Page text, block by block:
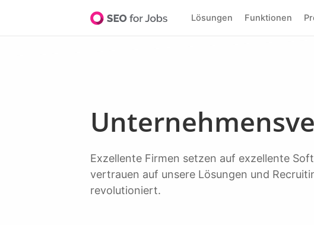
Lösungen Funktionen
Exzellente Firmen setzen auf exzellente Software, um Top-Talente zu entdecken. Über 20.000+ führende Unternehmen
vertrauen auf unsere Lösungen und
revolutioniert.